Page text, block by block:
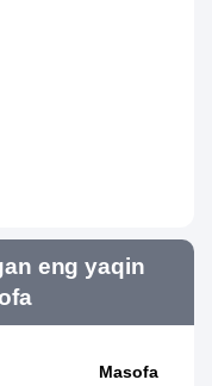
eng yaqin
Masofa